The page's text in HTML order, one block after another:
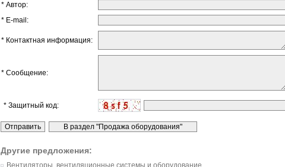
* Автор:
* E-mail:
* Контактная информация:
* Сообщение:
* Защитный код:
Другие предложения:
Вентиляторы, вентиляционные системы и оборудование